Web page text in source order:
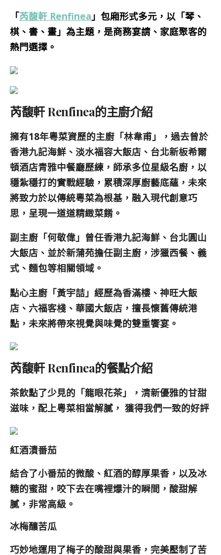
「芮馥軒 Renfinea 」 包廂形式多元，以「琴、
棋、書、畫」為主題，是商務宴請、家庭聚客的
熱門選擇。
芮馥軒 Renfinea的主廚介紹
擁有18年粵菜資歷的主廚「林韋甫」，過去曾於
香港九記海鮮、淡水福容大飯店、台北新板希爾
頓酒店青雅中餐廳歷練，師承多位星級名廚，以
穩紮穩打的實戰經驗，累積深厚廚藝底蘊，未來
將致力於以傳統粵菜為根基，融入現代創意巧
思，呈現一道道精緻菜餚。
副主廚「何敬偉」曾任香港九記海鮮、台北圓山
大飯店、並於新蒲苑擔任副主廚，涉獵西餐、義
式、麵包等相關領域。
點心主廚「黃宇喆」經歷為香滿樓、神旺大飯
店、六福客棧、華國大飯店，擅長懷舊傳統港
點，未來將帶來視覺與味覺的雙重饗宴。
芮馥軒 Renfinea的餐點介紹
茶飲點了少見的「龍眼花茶」，清新優雅的甘甜
滋味，配上粵菜相當解膩， 獲得我們一致的好評
紅酒漬番茄
結合了小番茄的微酸、紅酒的醇厚果香，以及冰
糖的蜜甜，咬下去在嘴裡爆汁的瞬間，酸甜解
膩，非常高級。
冰梅釀苦瓜
巧妙地運用了梅子的酸甜與果香，完美壓制了苦